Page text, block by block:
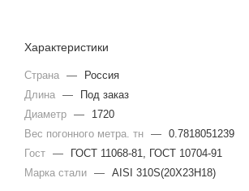
Характеристики
Страна —
Россия
Длина —
Под заказ
Диаметр —
1720
Вес погонного метра. тн — 0.7818051239
Гост —
ГОСТ 11068-81, ГОСТ 10704-91
Марка стали — AISI 310S(20Х23Н18)